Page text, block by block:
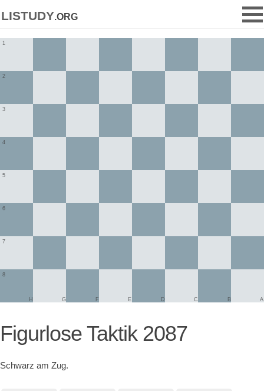
listudy.org
1
2
3
4
5
6
7
8
A
B
C
D
E
F
G
H
Figurlose Taktik 2087
Schwarz am Zug.